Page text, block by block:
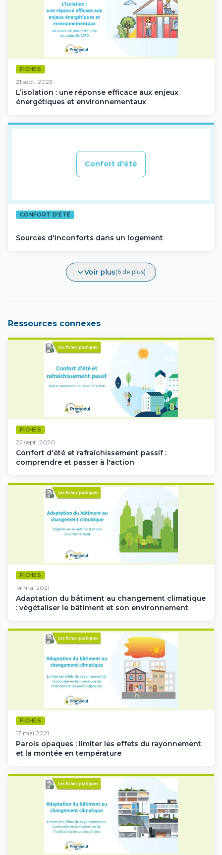
FICHES
21 sept. 2023
L’isolation : une réponse efficace aux enjeux
énergétiques et environnementaux
Confort d'été
CONFORT D'ÉTÉ
Sources d'inconforts dans un logement
Voir plus(6 de plus)
Ressources connexes
FICHES
22 sept. 2020
Confort d'été et rafraîchissement passif :
comprendre et passer à l'action
FICHES
14 mai 2021
Adaptation du bâtiment au changement climatique
: végétaliser le bâtiment et son environnement
FICHES
17 mai 2021
Parois opaques : limiter les effets du rayonnement
et la montée en température